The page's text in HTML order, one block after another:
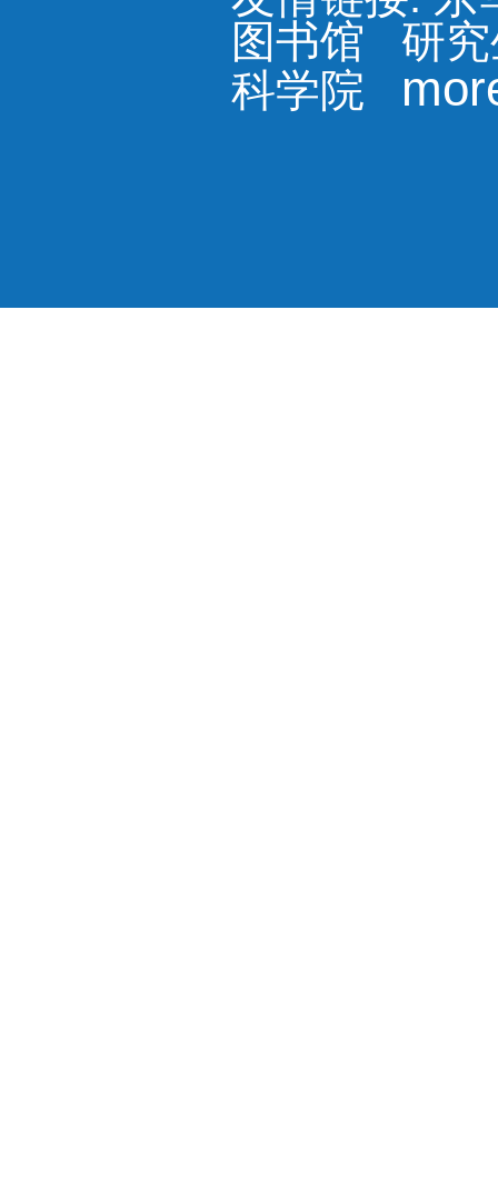
图书馆
研
科学院